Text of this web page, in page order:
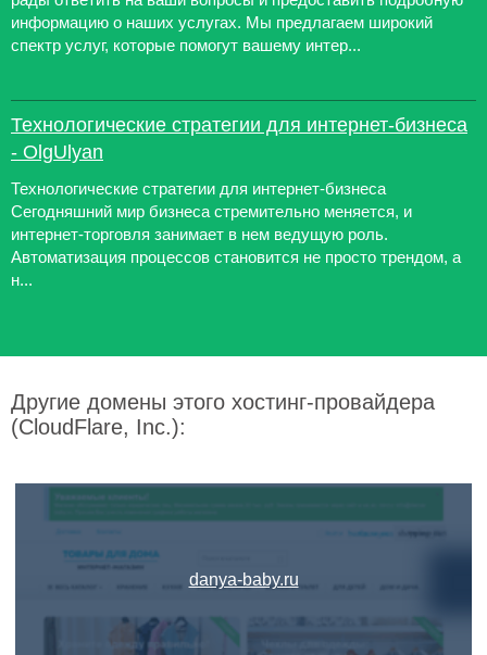
информацию о наших услугах. Мы предлагаем широкий
спектр услуг, которые помогут вашему интер...
Технологические стратегии для интернет-бизнеса
- OlgUlyan
Технологические стратегии для интернет-бизнеса
Сегодняшний мир бизнеса стремительно меняется, и
интернет-торговля занимает в нем ведущую роль.
Автоматизация процессов становится не просто трендом, а
н...
Другие домены этого хостинг-провайдера
(CloudFlare, Inc.):
danya-baby.ru